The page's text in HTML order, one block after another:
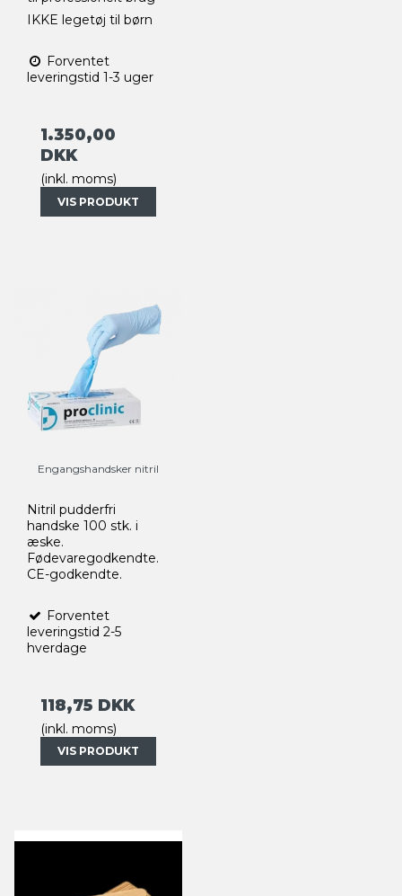
IKKE legetøj til børn
Forventet
leveringstid 1-3 uger
1.350,00
DKK
(inkl. moms)
VIS PRODUKT
Engangshandsker nitril
Nitril pudderfri
handske 100 stk. i
æske.
Fødevaregodkendte.
CE-godkendte.
Forventet
leveringstid 2-5
hverdage
118,75 DKK
(inkl. moms)
VIS PRODUKT